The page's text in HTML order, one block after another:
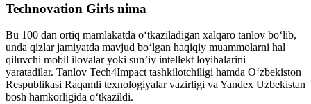
Technovation Girls nima
Bu 100 dan ortiq mamlakatda o‘tkaziladigan xalqaro tanlov bo‘lib,
unda qizlar jamiyatda mavjud bo‘lgan haqiqiy muammolarni hal
qiluvchi mobil ilovalar yoki sun’iy intellekt loyihalarini
yaratadilar. Tanlov Tech4Impact tashkilotchiligi hamda O‘zbekiston
Respublikasi Raqamli texnologiyalar vazirligi va Yandex Uzbekistan
bosh hamkorligida o‘tkazildi.